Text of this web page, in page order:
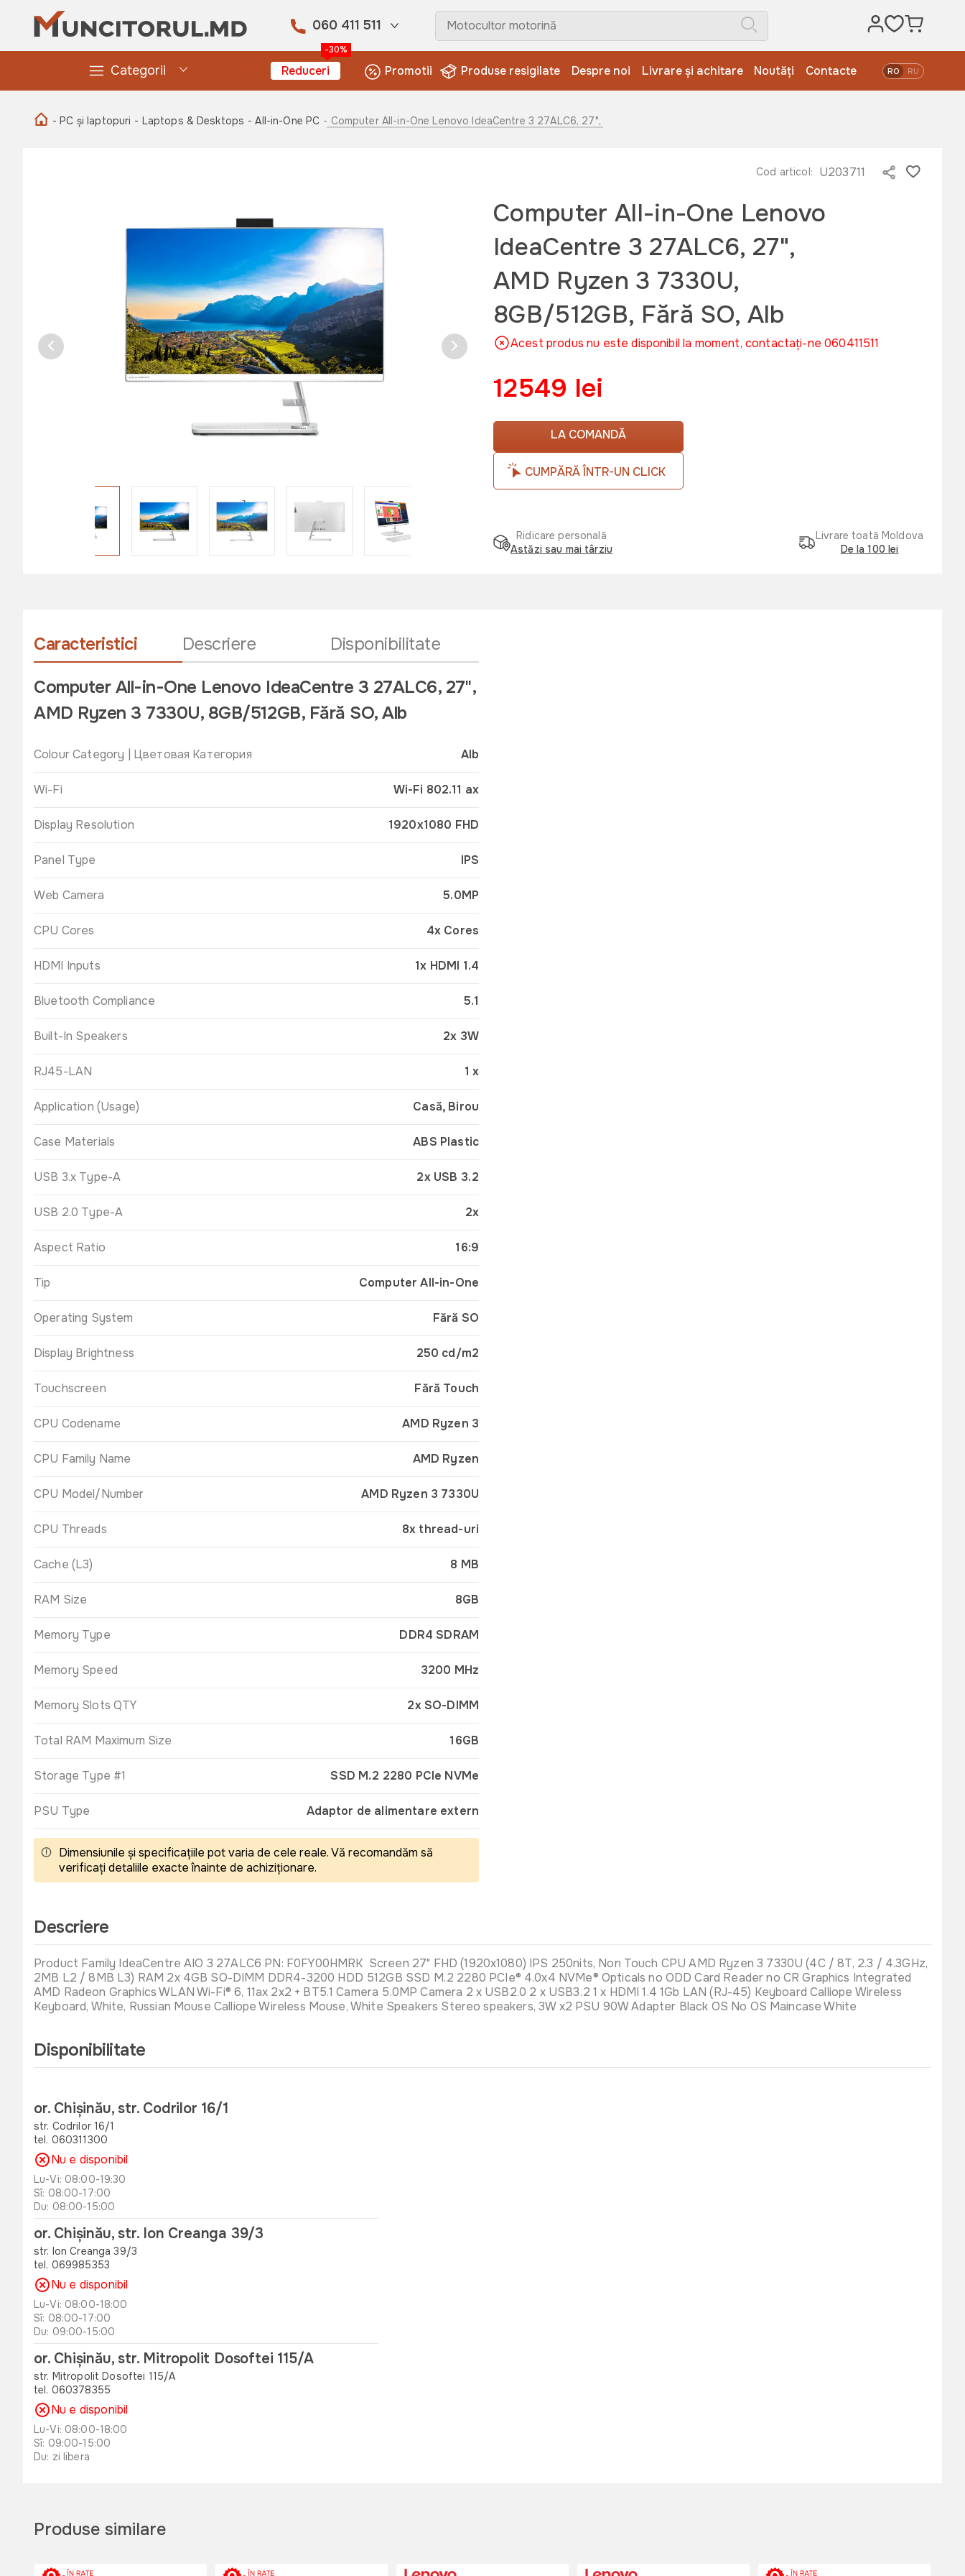
060 411 511
Categorii
-30%
Reduceri Promotii Produse resigilate Despre noi Livrare și achitare Noutăți Contacte RO RU
- PC și laptopuri - Laptops & Desktops - All-in-One PC - Computer All-in-One Lenovo IdeaCentre 3 27ALC6, 27", AMD Ryzen 3 7330U, 8GB/512GB, Fără SO, Alb
Cod articol: U203711
Computer All-in-One Lenovo
IdeaCentre 3 27ALC6, 27",
AMD Ryzen 3 7330U,
8GB/512GB, Fără SO, Alb
Acest produs nu este disponibil la moment, contactați-ne 060411511
12549 lei
LA COMANDĂ
CUMPĂRĂ ÎNTR-UN CLICK
Ridicare personală
Astăzi sau mai târziu
Livrare toată Moldova
De la 100 lei
Caracteristici Descriere
Disponibilitate
Computer All-in-One Lenovo IdeaCentre 3 27ALC6, 27",
AMD Ryzen 3 7330U, 8GB/512GB, Fără SO, Alb
Colour Category | Цветовая Категория Alb
Wi-Fi Wi-Fi 802.11 ax
Display Resolution 1920x1080 FHD
Panel Type IPS
Web Camera 5.0MP
CPU Cores 4x Cores
HDMI Inputs 1x HDMI 1.4
Bluetooth Compliance 5.1
Built-In Speakers 2x 3W
RJ45-LAN 1 x
Application (Usage) Casă, Birou
Case Materials ABS Plastic
USB 3.x Type-A 2x USB 3.2
USB 2.0 Type-A 2x
Aspect Ratio 16:9
Tip Computer All-in-One
Operating System Fără SO
Display Brightness 250 cd/m2
Touchscreen Fără Touch
CPU Codename AMD Ryzen 3
CPU Family Name AMD Ryzen
CPU Model/Number AMD Ryzen 3 7330U
CPU Threads 8x thread-uri
Cache (L3) 8 MB
RAM Size 8GB
Memory Type DDR4 SDRAM
Memory Speed 3200 MHz
Memory Slots QTY 2x SO-DIMM
Total RAM Maximum Size 16GB
Storage Type #1 SSD M.2 2280 PCIe NVMe
PSU Type Adaptor de alimentare extern
Dimensiunile și specificațiile pot varia de cele reale. Vă recomandăm să
verificați detaliile exacte înainte de achiziționare.
Descriere
Product Family IdeaCentre AIO 3 27ALC6 PN: F0FY00HMRK Screen 27" FHD (1920x1080) IPS 250nits, Non Touch CPU AMD Ryzen 3 7330U (4C / 8T, 2.3 / 4.3GHz,
2MB L2 / 8MB L3) RAM 2x 4GB SO-DIMM DDR4-3200 HDD 512GB SSD M.2 2280 PCIe® 4.0x4 NVMe® Opticals no ODD Card Reader no CR Graphics Integrated
AMD Radeon Graphics WLAN Wi-Fi® 6, 11ax 2x2 + BT5.1 Camera 5.0MP Camera 2 x USB2.0 2 x USB3.2 1 x HDMI 1.4 1Gb LAN (RJ-45) Keyboard Calliope Wireless
Keyboard, White, Russian Mouse Calliope Wireless Mouse, White Speakers Stereo speakers, 3W x2 PSU 90W Adapter Black OS No OS Maincase White
Disponibilitate
or. Chișinău, str. Codrilor 16/1
str. Codrilor 16/1
tel. 060311300
Nu e disponibil
Lu-Vi: 08:00-19:30
Sî: 08:00-17:00
Du: 08:00-15:00
or. Chișinău, str. Ion Creanga 39/3
str. Ion Creanga 39/3
tel. 069985353
Nu e disponibil
Lu-Vi: 08:00-18:00
Sî: 08:00-17:00
Du: 09:00-15:00
or. Chișinău, str. Mitropolit Dosoftei 115/A
str. Mitropolit Dosoftei 115/A
tel. 060378355
Nu e disponibil
Lu-Vi: 08:00-18:00
Sî: 09:00-15:00
Du: zi libera
Nu e disponibil
Sî: 08:00-17:00
Produse similare